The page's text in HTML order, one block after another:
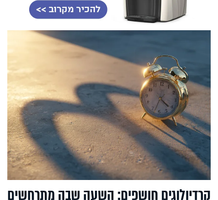
קרדיולוגים חושפים: השעה שבה מתרחשים